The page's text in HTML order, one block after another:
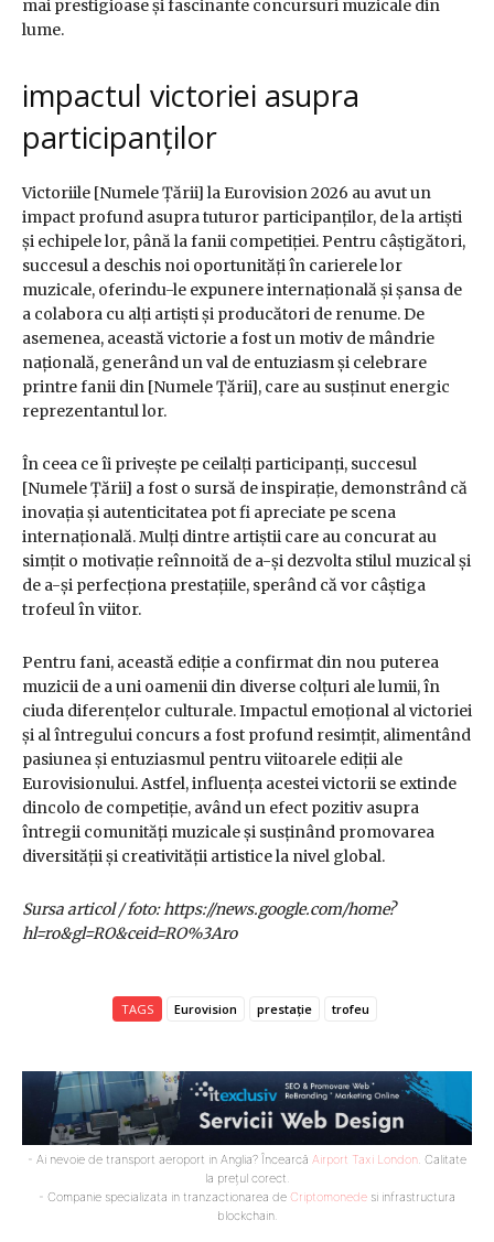
mai prestigioase și fascinante concursuri muzicale din
lume.
impactul victoriei asupra
participanților
Victoriile [Numele Țării] la Eurovision 2026 au avut un
impact profund asupra tuturor participanților, de la artiști
și echipele lor, până la fanii competiției. Pentru câștigători,
succesul a deschis noi oportunități în carierele lor
muzicale, oferindu-le expunere internațională și șansa de
a colabora cu alți artiști și producători de renume. De
asemenea, această victorie a fost un motiv de mândrie
națională, generând un val de entuziasm și celebrare
printre fanii din [Numele Țării], care au susținut energic
reprezentantul lor.
În ceea ce îi privește pe ceilalți participanți, succesul
[Numele Țării] a fost o sursă de inspirație, demonstrând că
inovația și autenticitatea pot fi apreciate pe scena
internațională. Mulți dintre artiștii care au concurat au
simțit o motivație reînnoită de a-și dezvolta stilul muzical și
de a-și perfecționa prestațiile, sperând că vor câștiga
trofeul în viitor.
Pentru fani, această ediție a confirmat din nou puterea
muzicii de a uni oamenii din diverse colțuri ale lumii, în
ciuda diferențelor culturale. Impactul emoțional al victoriei
și al întregului concurs a fost profund resimțit, alimentând
pasiunea și entuziasmul pentru viitoarele ediții ale
Eurovisionului. Astfel, influența acestei victorii se extinde
dincolo de competiție, având un efect pozitiv asupra
întregii comunități muzicale și susținând promovarea
diversității și creativității artistice la nivel global.
Sursa articol / foto: https://news.google.com/home?
hl=ro&gl=RO&ceid=RO%3Aro
TAGS Eurovision prestație trofeu
- Ai nevoie de transport aeroport in Anglia? Încearcă Airport Taxi London. Calitate
la prețul corect.
- Companie specializata in tranzactionarea de Criptomonede si infrastructura
blockchain.